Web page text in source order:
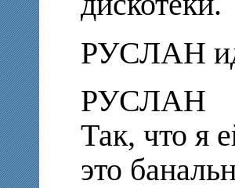
РУСЛАН
РУСЛАН
Так, что я
это